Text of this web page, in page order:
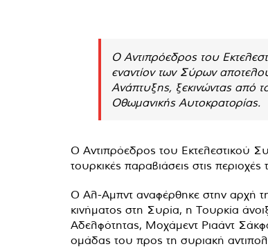
O Αντιπρόεδρος του
εναντίον των Σύρων
Ανάπτυξης, ξεκινώντας από
Οθωμανικής Αυτοκρατορίας.
Ο Αντιπρόεδρος του Εκτελεστικού
τουρκικές παραβιάσεις στις
Ο Αλ-Αμπντ αναφέρθηκε στην αρχή
κινήματος στη Συρία, η Τουρκία
Αδελφότητας, Μοχάμεντ Ριαάντ
ομάδας του προς τη συριακή